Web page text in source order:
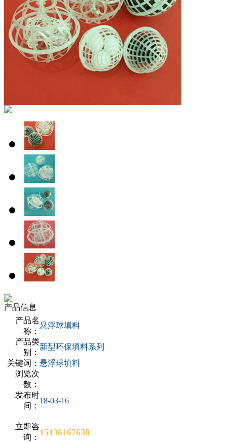
产品信息
产品名
称：
悬浮球填料
产品类
别：
新型环保填料系列
关键词： 悬浮球填料
浏览次
数：
发布时
间：
18-03-16
立即咨
询： 15136167638